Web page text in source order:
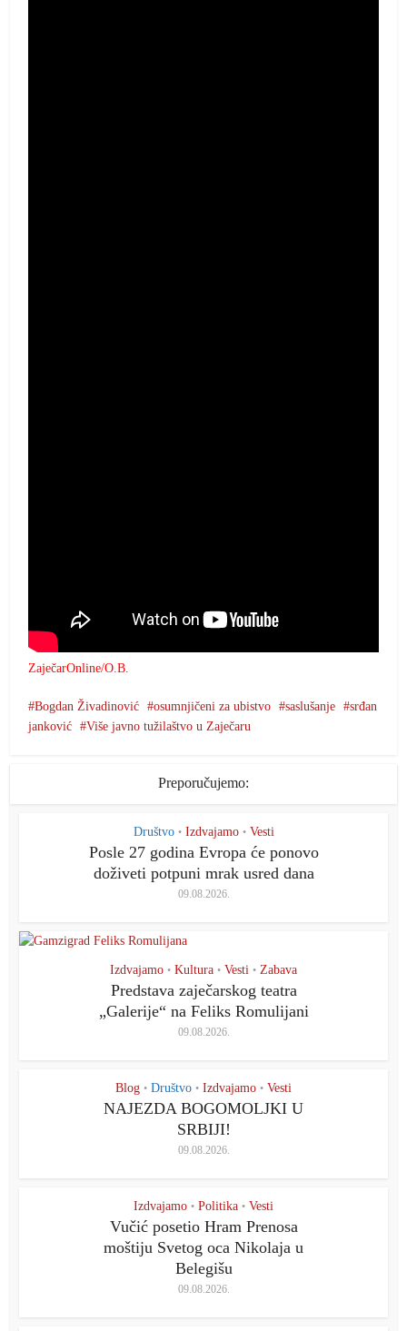
ZaječarOnline/O.B.
Bogdan Živadinović osumnjičeni za ubistvo saslušanje
srđan
janković
Više javno tužilaštvo u Zaječaru
Preporučujemo:
Društvo • Izdvajamo • Vesti
Posle 27 godina Evropa će ponovo
doživeti potpuni mrak usred dana
09.08.2026.
Izdvajamo • Kultura • Vesti • Zabava
Predstava zaječarskog teatra
„Galerije“ na Feliks Romulijani
09.08.2026.
Blog • Društvo • Izdvajamo • Vesti
NAJEZDA BOGOMOLJKI U
SRBIJI!
09.08.2026.
Izdvajamo • Politika • Vesti
Vučić posetio Hram Prenosa
moštiju Svetog oca Nikolaja u
Belegišu
09.08.2026.